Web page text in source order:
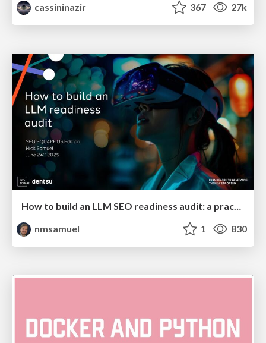
cassininazir
367 27k
How to build an LLM SEO readiness audit: a practical framework
nmsamuel
1 830